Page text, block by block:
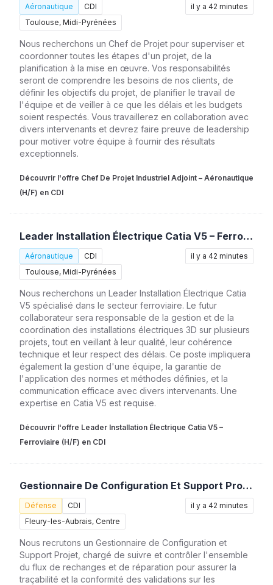
Aéronautique
CDI
Toulouse, Midi-Pyrénées
il y a 42 minutes
Nous recherchons un Chef de Projet pour superviser et
coordonner toutes les étapes d'un projet, de la
planification à la mise en œuvre. Vos responsabilités
seront de comprendre les besoins de nos clients, de
définir les objectifs du projet, de planifier le travail de
l'équipe et de veiller à ce que les délais et les budgets
soient respectés. Vous travaillerez en collaboration avec
divers intervenants et devrez faire preuve de leadership
pour motiver votre équipe à fournir des résultats
exceptionnels.
Découvrir l'offre Chef De Projet Industriel Adjoint – Aéronautique
(H/F) en CDI
Leader Installation Électrique Catia V5 – Ferroviaire (H/F)
Aéronautique
CDI
Toulouse, Midi-Pyrénées
il y a 42 minutes
Nous recherchons un Leader Installation Électrique Catia
V5 spécialisé dans le secteur ferroviaire. Le futur
collaborateur sera responsable de la gestion et de la
coordination des installations électriques 3D sur plusieurs
projets, tout en veillant à leur qualité, leur cohérence
technique et leur respect des délais. Ce poste impliquera
également la gestion d'une équipe, la garantie de
l'application des normes et méthodes définies, et la
communication efficace avec divers intervenants. Une
expertise en Catia V5 est requise.
Découvrir l'offre Leader Installation Électrique Catia V5 –
Ferroviaire (H/F) en CDI
Gestionnaire De Configuration Et Support Projet (H/F)
Défense
CDI
Fleury-les-Aubrais, Centre
il y a 42 minutes
Nous recrutons un Gestionnaire de Configuration et
Support Projet, chargé de suivre et contrôler l'ensemble
du flux de rechanges et de réparation pour assurer la
traçabilité et la conformité des validations sur les